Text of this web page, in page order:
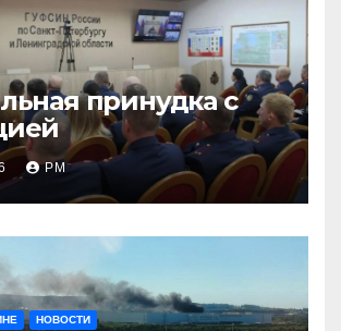
принудка с
РМ
НОВОСТИ